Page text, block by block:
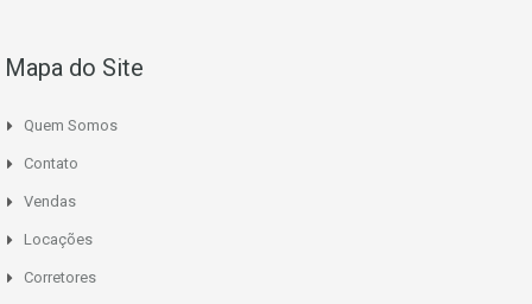
Mapa do Site
Quem Somos
Contato
Vendas
Locações
Corretores